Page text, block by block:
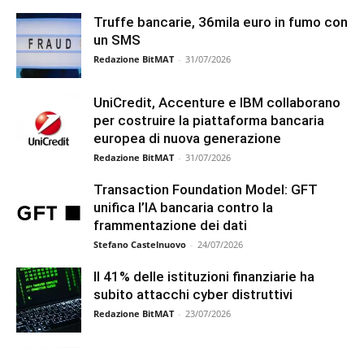
Truffe bancarie, 36mila euro in fumo con
un SMS
Redazione BitMAT - 31/07/2026
UniCredit, Accenture e IBM collaborano
per costruire la piattaforma bancaria
europea di nuova generazione
Redazione BitMAT - 31/07/2026
Transaction Foundation Model: GFT
unifica l’IA bancaria contro la
frammentazione dei dati
Stefano Castelnuovo - 24/07/2026
Il 41% delle istituzioni finanziarie ha
subito attacchi cyber distruttivi
Redazione BitMAT - 23/07/2026